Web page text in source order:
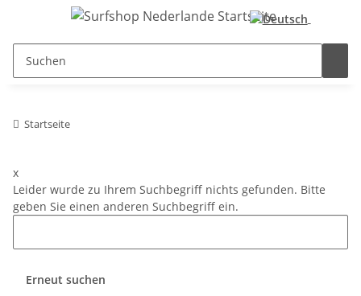
Startseite
x
Leider wurde zu Ihrem Suchbegriff nichts gefunden. Bitte
geben Sie einen anderen Suchbegriff ein.
Erneut suchen